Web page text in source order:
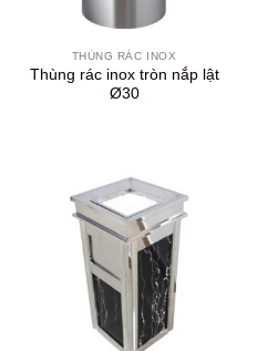
THÙNG RÁC INOX
Thùng rác inox tròn nắp lật
Ø30